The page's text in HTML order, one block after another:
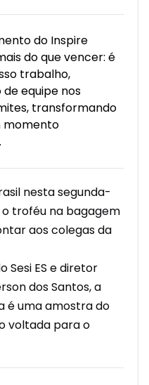
do Inspire
do que vencer: é
trabalho,
equipe nos
transformando
momento
nesta segunda-
o troféu na bagagem
aos colegas da
Sesi ES e diretor
dos Santos, a
é uma amostra do
voltada para o